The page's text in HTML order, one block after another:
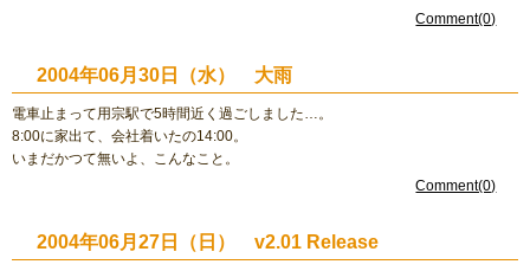
Comment(0)
2004年06月30日（水） 大雨
電車止まって用宗駅で5時間近く過ごしました…。
8:00に家出て、会社着いたの14:00。
いまだかつて無いよ、こんなこと。
Comment(0)
2004年06月27日（日） v2.01 Release